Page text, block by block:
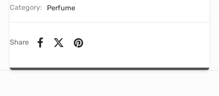
Category: Perfume
Share